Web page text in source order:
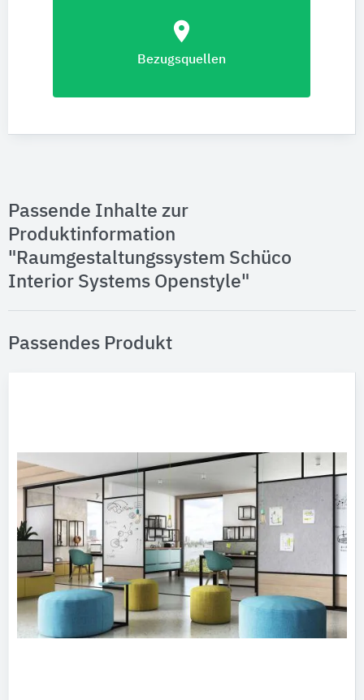
location_on
Bezugsquellen
Passende Inhalte zur
Produktinformation
"Raumgestaltungssystem Schüco
Interior Systems Openstyle"
Passendes Produkt